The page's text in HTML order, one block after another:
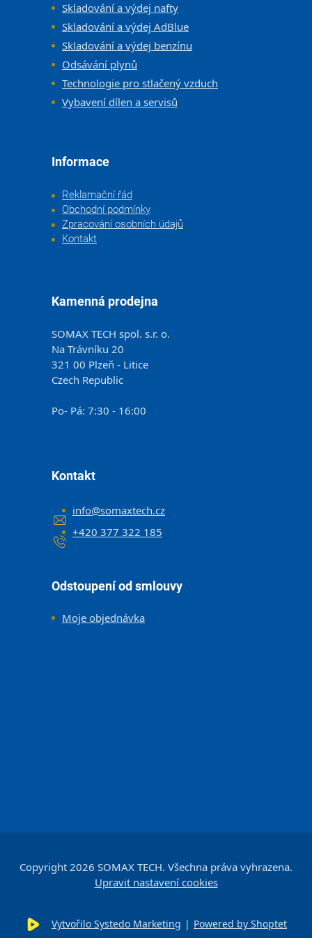
Skladování a výdej nafty
Skladování a výdej AdBlue
Skladování a výdej benzínu
Odsávání plynů
Technologie pro stlačený vzduch
Vybavení dílen a servisů
Informace
Reklamační řád
Obchodní podmínky
Zpracování osobních údajů
Kontakt
Kamenná prodejna
SOMAX TECH spol. s.r. o.
Na Trávníku 20
321 00 Plzeň - Litice
Czech Republic
Po- Pá: 7:30 - 16:00
Kontakt
info@somaxtech.cz
+420 377 322 185
Odstoupení od smlouvy
Moje objednávka
Vytvořilo Systedo Marketing | Powered by Shoptet
Copyright 2026 SOMAX TECH. Všechna práva vyhrazena.
Upravit nastavení cookies